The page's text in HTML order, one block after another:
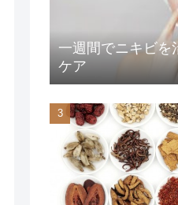
一週間でニキビを
ケア